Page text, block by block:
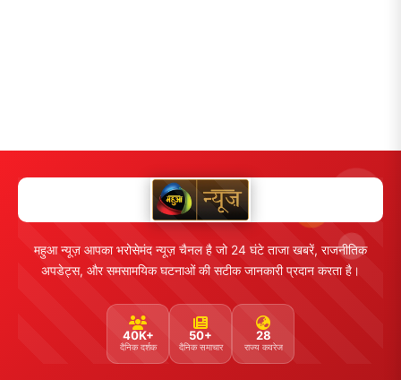
महुआ न्यूज़ आपका भरोसेमंद न्यूज़ चैनल है जो 24 घंटे ताजा खबरें, राजनीतिक
अपडेट्स, और समसामयिक घटनाओं की सटीक जानकारी प्रदान करता है।
40K+
दैनिक दर्शक
50+
दैनिक समाचार
28
राज्य कवरेज